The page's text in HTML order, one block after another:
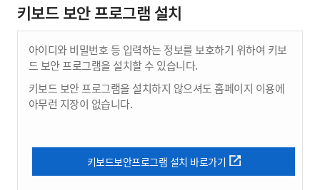
키보드 보안 프로그램 설치
아이디와 비밀번호 등 입력하는 정보를 보호하기 위하여 키보
드 보안 프로그램을 설치할 수 있습니다.
키보드 보안 프로그램을 설치하지 않으셔도 홈페이지 이용에
아무런 지장이 없습니다.
키보드보안프로그램 설치 바로가기